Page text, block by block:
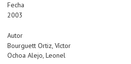
Fecha
2003
Autor
Bourguett Ortiz, Víctor
Ochoa Alejo, Leonel